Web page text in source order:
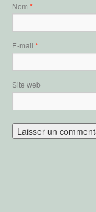
Nom *
E-mail *
Site web